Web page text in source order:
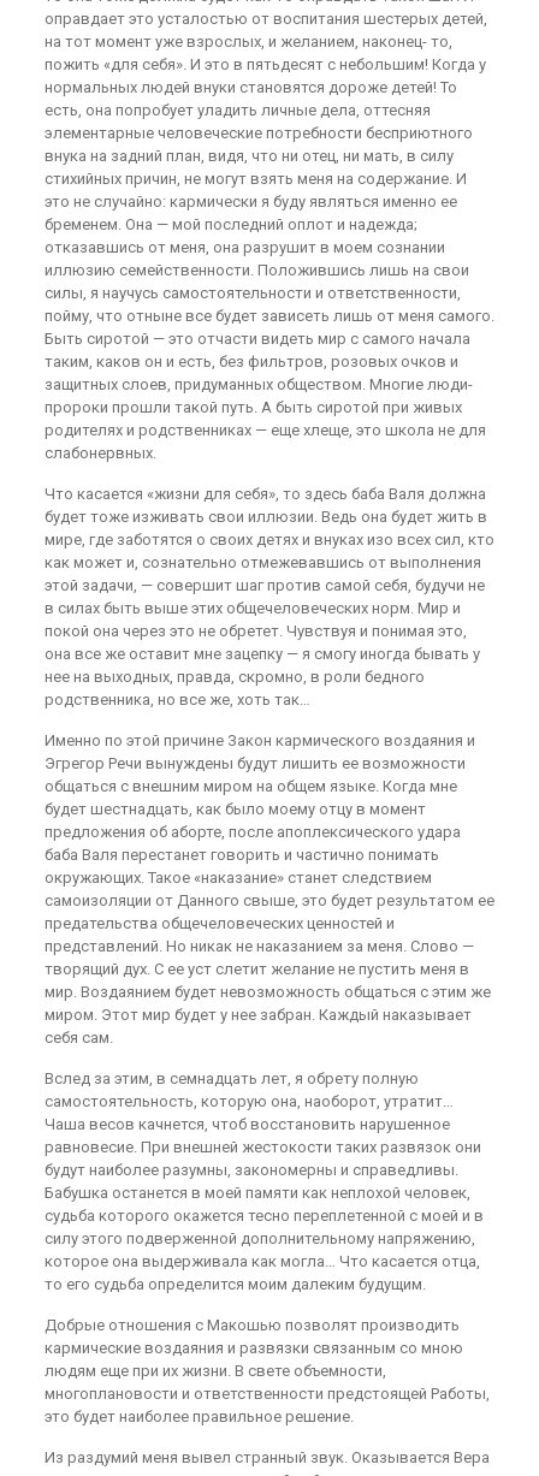
оправдает это усталостью от воспитания шестерых детей,
на тот момент уже взрослых, и желанием, наконец- то,
пожить «для себя». И это в пятьдесят с небольшим! Когда у
нормальных людей внуки становятся дороже детей! То
есть, она попробует уладить личные дела, оттесняя
элементарные человеческие потребности бесприютного
внука на задний план, видя, что ни отец, ни мать, в силу
стихийных причин, не могут взять меня на содержание. И
это не случайно: кармически я буду являться именно ее
бременем. Она — мой последний оплот и надежда;
отказавшись от меня, она разрушит в моем сознании
иллюзию семейственности. Положившись лишь на свои
силы, я научусь самостоятельности и ответственности,
пойму, что отныне все будет зависеть лишь от меня самого.
Быть сиротой — это отчасти видеть мир с самого начала
таким, каков он и есть, без фильтров, розовых очков и
защитных слоев, придуманных обществом. Многие люди-
пророки прошли такой путь. А быть сиротой при живых
родителях и родственниках — еще хлеще, это школа не для
слабонервных.
Что касается «жизни для себя», то здесь баба Валя должна
будет тоже изживать свои иллюзии. Ведь она будет жить в
мире, где заботятся о своих детях и внуках изо всех сил, кто
как может и, сознательно отмежевавшись от выполнения
этой задачи, — совершит шаг против самой себя, будучи не
в силах быть выше этих общечеловеческих норм. Мир и
покой она через это не обретет. Чувствуя и понимая это,
она все же оставит мне зацепку — я смогу иногда бывать у
нее на выходных, правда, скромно, в роли бедного
родственника, но все же, хоть так…
Именно по этой причине Закон кармического воздаяния и
Эгрегор Речи вынуждены будут лишить ее возможности
общаться с внешним миром на общем языке. Когда мне
будет шестнадцать, как было моему отцу в момент
предложения об аборте, после апоплексического удара
баба Валя перестанет говорить и частично понимать
окружающих. Такое «наказание» станет следствием
самоизоляции от Данного свыше, это будет результатом ее
предательства общечеловеческих ценностей и
представлений. Но никак не наказанием за меня. Слово —
творящий дух. С ее уст слетит желание не пустить меня в
мир. Воздаянием будет невозможность общаться с этим же
миром. Этот мир будет у нее забран. Каждый наказывает
себя сам.
Вслед за этим, в семнадцать лет, я обрету полную
самостоятельность, которую она, наоборот, утратит…
Чаша весов качнется, чтоб восстановить нарушенное
равновесие. При внешней жестокости таких развязок они
будут наиболее разумны, закономерны и справедливы.
Бабушка останется в моей памяти как неплохой человек,
судьба которого окажется тесно переплетенной с моей и в
силу этого подверженной дополнительному напряжению,
которое она выдерживала как могла… Что касается отца,
то его судьба определится моим далеким будущим.
Добрые отношения с Макошью позволят производить
кармические воздаяния и развязки связанным со мною
людям еще при их жизни. В свете объемности,
многоплановости и ответственности предстоящей Работы,
это будет наиболее правильное решение.
Из раздумий меня вывел странный звук. Оказывается Вера